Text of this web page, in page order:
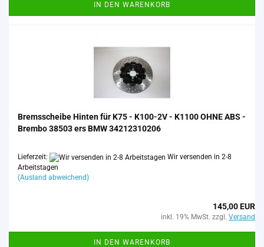
IN DEN WARENKORB
Brems­schei­be Hin­ten für K75 - K100-​2V - K1100 OHNE ABS -
Brem­bo 38503 ers BMW 34212310206
Lieferzeit:
Wir versenden in 2-8
Arbeitstagen
(Ausland abweichend)
145,00 EUR
inkl. 19% MwSt. zzgl. Versand
IN DEN WARENKORB